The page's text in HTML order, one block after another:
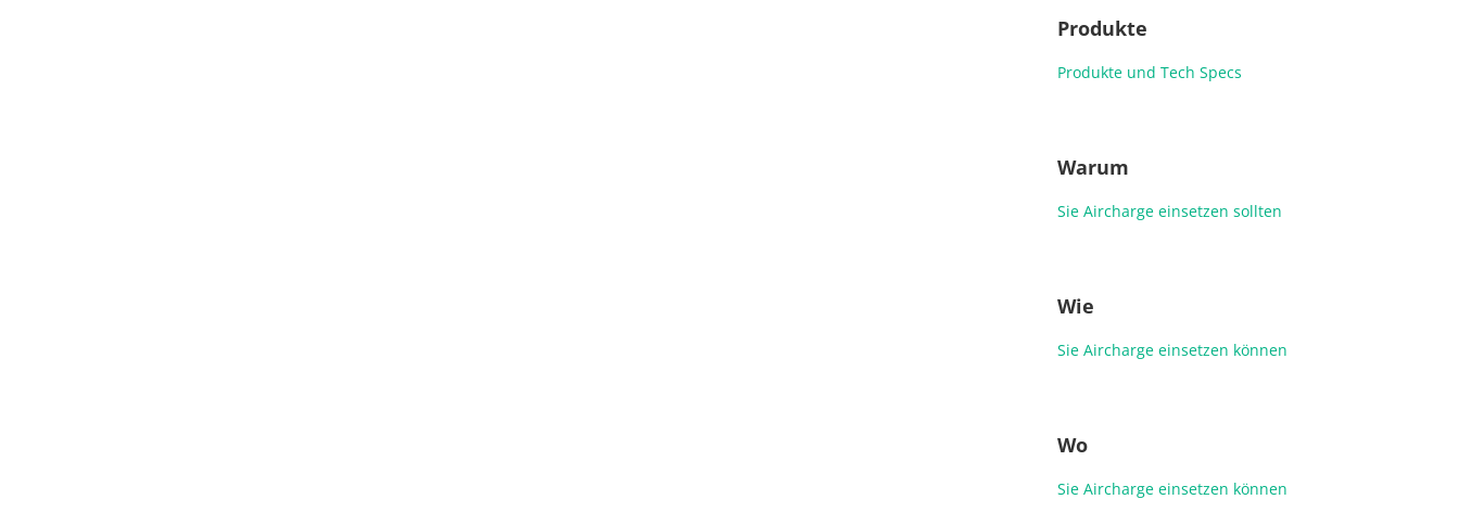
Produkte
Produkte und Tech Specs
Warum
Sie Aircharge einsetzen sollten
Wie
Sie Aircharge einsetzen können
Wo
Sie Aircharge einsetzen können